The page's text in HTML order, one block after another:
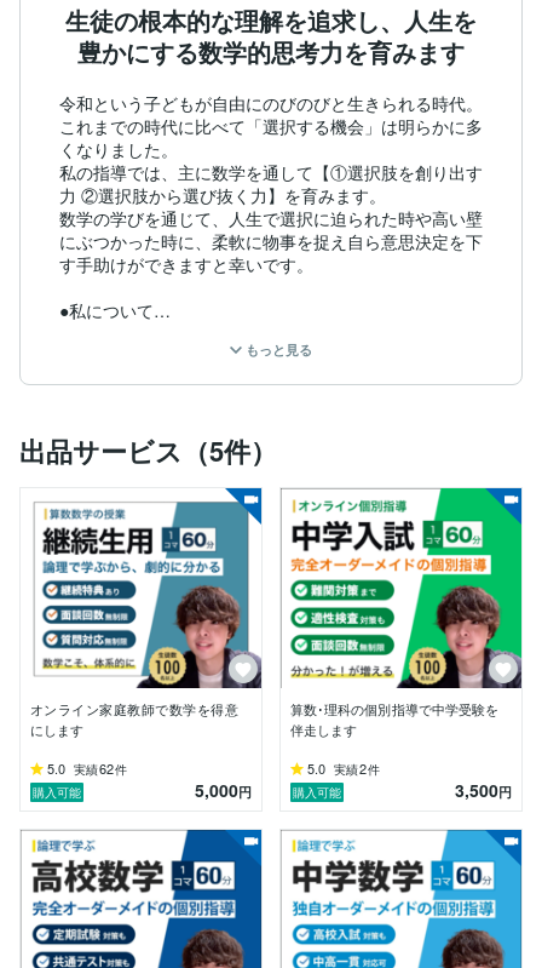
生徒の根本的な理解を追求し、人生を
豊かにする数学的思考力を育みます
令和という子どもが自由にのびのびと生きられる時代。
これまでの時代に比べて「選択する機会」は明らかに多
くなりました。
私の指導では、主に数学を通して【①選択肢を創り出す
力 ②選択肢から選び抜く力】を育みます。
数学の学びを通じて、人生で選択に迫られた時や高い壁
にぶつかった時に、柔軟に物事を捉え自ら意思決定を下
す手助けができますと幸いです。
●私について
中学受験の算数、中学数学（中高一貫校も含む）・英
導。
分かりやすい授業に定評があり、指名入塾は満枠。
また個別指導塾の保護者面談を担当し累計面談数は100
件以上。
（さらに詳しくは「職歴」をご覧ください。）
●指導について
生徒の理解に寄り添った指導を心がけています。
数学が伸び悩む子に多い「なんで？どうして？」に1か
らスッと腑に落ちるまで寄り添います。
目からウロコの「数学の学び」をご提供いたします。
●指導の流れ
→ご要望のすり合わせ、授業内容の決定など
②授業
③フィードバック
→授業で使用したスライドや解説、重要ポイントをまと
めた資料をお送りいたします。復習にお役立てくださ
い。
④質問対応
→分からない問題があれば解説をお送りし、授業外での
学習もフォローいたします。
もっと見る
出品サービス（5件）
オンライン家庭教師で数学を得意
にします
5.0 実績62件
購入可能
5,000円
算数･理科の個別指導で中学受験を
伴走します
5.0 実績2件
購入可能
3,500円